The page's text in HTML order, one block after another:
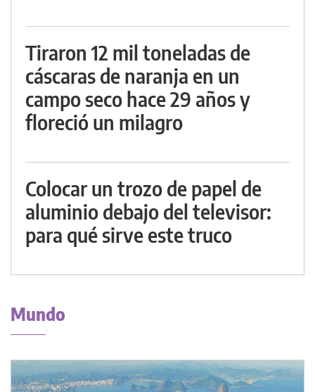
Tiraron 12 mil toneladas de
cáscaras de naranja en un
campo seco hace 29 años y
floreció un milagro
Colocar un trozo de papel de
aluminio debajo del televisor:
para qué sirve este truco
Mundo